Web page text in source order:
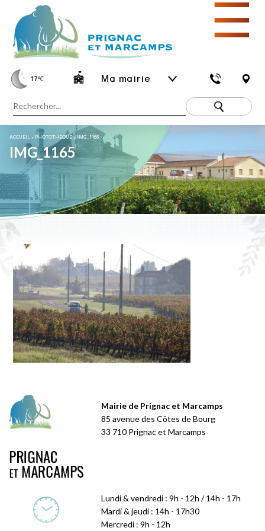
17℃ Ma mairie
☰
ACCUEIL » PHOTOTHÈQUE»IMG_1165
IMG_1165
Mairie de Prignac et Marcamps
85 avenue des Côtes de Bourg
33 710 Prignac et Marcamps
Lundi & vendredi : 9h - 12h / 14h - 17h
Mardi & jeudi : 14h - 17h30
Mercredi : 9h - 12h